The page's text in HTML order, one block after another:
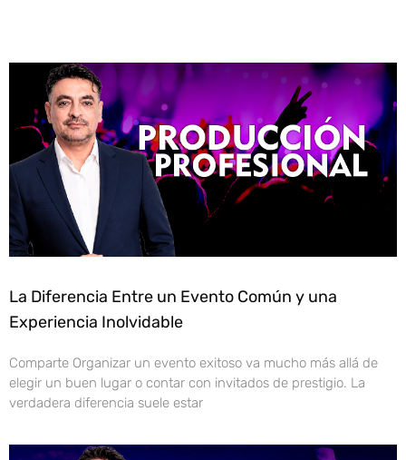
La Diferencia Entre un Evento Común y una
Experiencia Inolvidable
Comparte Organizar un evento exitoso va mucho más allá de
elegir un buen lugar o contar con invitados de prestigio. La
verdadera diferencia suele estar